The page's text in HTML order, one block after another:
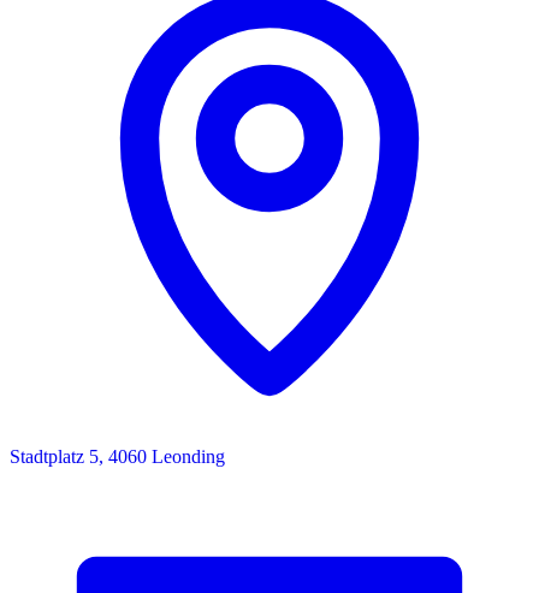
Stadtplatz 5, 4060 Leonding